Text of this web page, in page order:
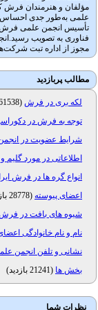
مؤلفان و هنرمندان فرش
تأسیس انجمن علمی فرش
مجوز از اداره تبت شرکت‌ها
مطالب پربازدید
لکه بری در فرش( 61538 بازدید
توجه به فرش در
شرایط عضویت در انجمن
اطلاعاتی در مورد گلیم و
انواع گره ها در فرش
اعضای پیوسته(28778 بازدید
شیوه های بافت در فرش
نام و نام خانوادگی
نشانی و تلفن انجمن
بخش ها (21241 بازدید )
نظرات شما